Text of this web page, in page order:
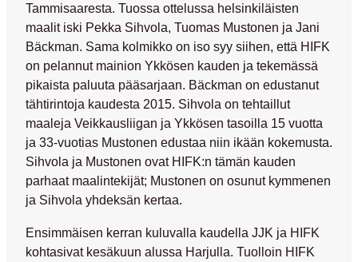
Tammisaaresta. Tuossa ottelussa helsinkiläisten
maalit iski Pekka Sihvola, Tuomas Mustonen ja Jani
Bäckman. Sama kolmikko on iso syy siihen, että HIFK
on pelannut mainion Ykkösen kauden ja tekemässä
pikaista paluuta pääsarjaan. Bäckman on edustanut
tähtirintoja kaudesta 2015. Sihvola on tehtaillut
maaleja Veikkausliigan ja Ykkösen tasoilla 15 vuotta
ja 33-vuotias Mustonen edustaa niin ikään kokemusta.
Sihvola ja Mustonen ovat HIFK:n tämän kauden
parhaat maalintekijät; Mustonen on osunut kymmenen
ja Sihvola yhdeksän kertaa.
Ensimmäisen kerran kuluvalla kaudella JJK ja HIFK
kohtasivat kesäkuun alussa Harjulla. Tuolloin HIFK